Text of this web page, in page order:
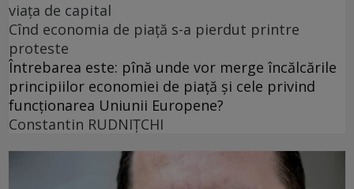
viața de capital
Cînd economia de piață s-a pierdut printre
proteste
Întrebarea este: pînă unde vor merge încălcările
principiilor economiei de piață și cele privind
funcționarea Uniunii Europene?
Constantin RUDNIŢCHI